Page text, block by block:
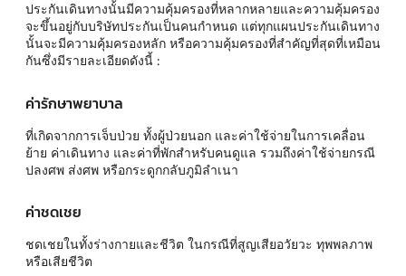
ประกันเดินทางนั้นมีความคุ้มครองที่หลากหลายและความคุ้มครอง
จะขึ้นอยู่กับบริษัทประกันเป็นคนกำหนด แต่ทุกแผนประกันเดินทาง
นั้นจะมีความคุ้มครองหลัก หรือความคุ้มครองที่สำคัญที่สุดที่เหมือน
กันซึ่งมีรายละเอียดดังนี้ :
ค่ารักษาพยาบาล
ที่เกิดจากการเจ็บป่วย ทั้งผู้ป่วยนอก และค่าใช้จ่ายในการเคลื่อน
ย้าย ค่าเดินทาง และค่าที่พักสำหรับคนดูแล รวมถึงค่าใช้จ่ายกรณี
ปลงศพ ส่งศพ หรือกระดูกกลับภูมิลำเนา
ค่าชดเชย
ชดเชยในทั้งร่างกายและชีวิต ในกรณีที่สูญเสียอวัยวะ ทุพพลภาพ
หรือเสียชีวิต